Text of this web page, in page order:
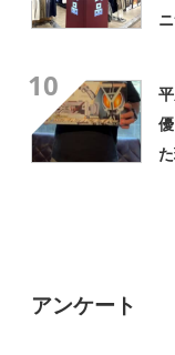
10
アンケート